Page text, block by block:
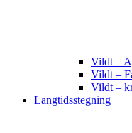
Vildt –
Vildt –
Vildt –
Langtidsstegning